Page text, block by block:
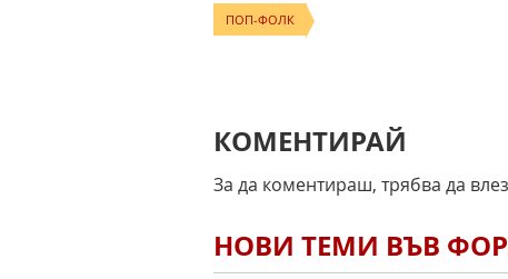
ПОП-ФОЛК
КОМЕНТИРАЙ
За да коментираш, трябва да
НОВИ ТЕМИ ВЪВ